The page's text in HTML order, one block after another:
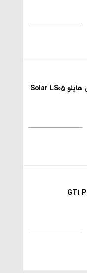
ساعت مچی هوشمند شیائومی هایلو Solar LS05